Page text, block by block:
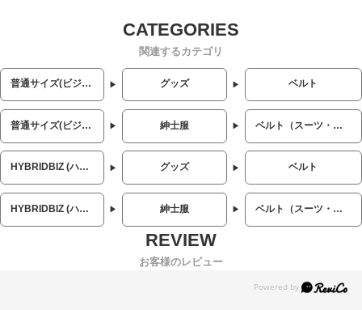
関連するカテゴリ
普通サイズ(ビジネス・カジュアル) グッズ ベルト
普通サイズ(ビジネス・カジュアル) 紳士服 ベルト（スーツ・ビジネス）
HYBRIDBIZ (ハイブリッドビズ) グッズ ベルト
HYBRIDBIZ (ハイブリッドビズ) 紳士服 ベルト（スーツ・ビジネス）
お客様のレビュー